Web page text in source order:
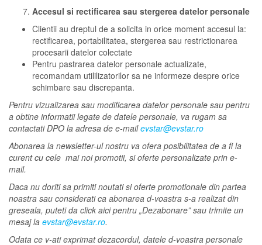
Accesul si rectificarea sau stergerea datelor personale
Clientii au dreptul de a solicita in orice moment accesul la:
rectificarea, portabilitatea, stergerea sau restrictionarea
procesarii datelor colectate
Pentru pastrarea datelor personale actualizate,
recomandam utililizatorilor sa ne informeze despre orice
schimbare sau discrepanta.
Pentru vizualizarea sau modificarea datelor personale sau pentru
a obtine informatii legate de datele personale, va rugam sa
contactati DPO la adresa de e-mailevstar@evstar.ro
Abonarea la newsletter-ul nostru va ofera posibilitatea de a fi la
curent cu cele mai noi promotii, si oferte personalizate prin e-
mail.
Daca nu doriti sa primiti noutati si oferte promotionale din partea
noastra sau considerati ca abonarea d-voastra s-a realizat din
greseala, puteti da click aici pentru „Dezabonare” sau trimite un
mesaj la evstar@evstar.ro.
Odata ce v-ati exprimat dezacordul, datele d-voastra personale